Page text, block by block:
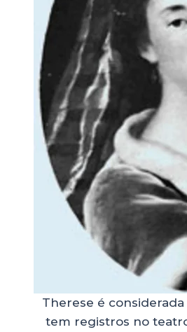
Therese é
tem registros no